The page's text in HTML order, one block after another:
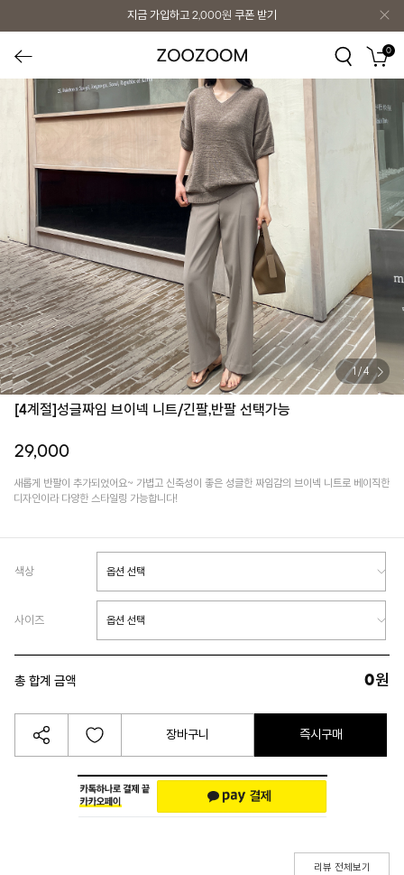
지금 가입하고 2,000원 쿠폰 받기
0
1 /4
[4계절]성글짜임 브이넥 니트/긴팔,반팔 선택가능
29,000
새롭게 반팔이 추가되었어요~ 가볍고 신축성이 좋은 성글한 짜임감의 브이넥 니트로 베이직한
디자인이라 다양한 스타일링 가능합니다!
색상
사이즈
총 합계 금액 0원
장바구니 즉시구매
리뷰 전체보기